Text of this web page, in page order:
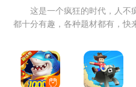
这是一个疯狂的时代，人不
都十分有趣，各种题材都有，快